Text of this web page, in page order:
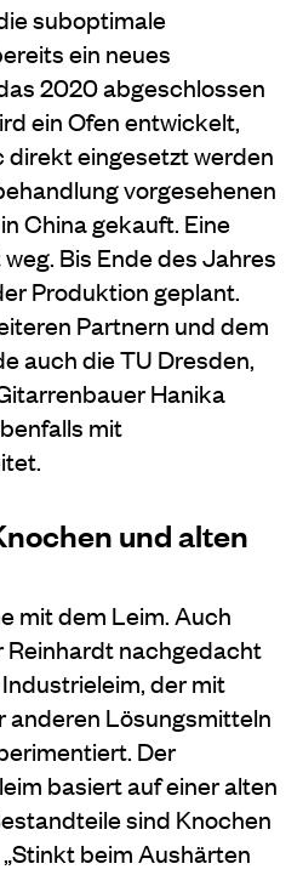
suboptimale
ein neues
2020 abgeschlossen
ein Ofen entwickelt,
direkt eingesetzt werden
vorgesehenen
China gekauft. Eine
Bis Ende des Jahres
Produktion geplant.
Partnern und dem
auch die TU Dresden,
Hanika
mit
und alten
mit dem Leim. Auch
nachgedacht
der mit
anderen Lösungsmitteln
Der
basiert auf einer alten
sind Knochen
beim Aushärten